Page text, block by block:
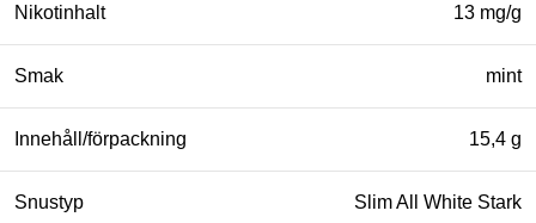
Nikotinhalt 13 mg/g
Smak mint
Innehåll/förpackning 15,4 g
Snustyp Slim All White Stark